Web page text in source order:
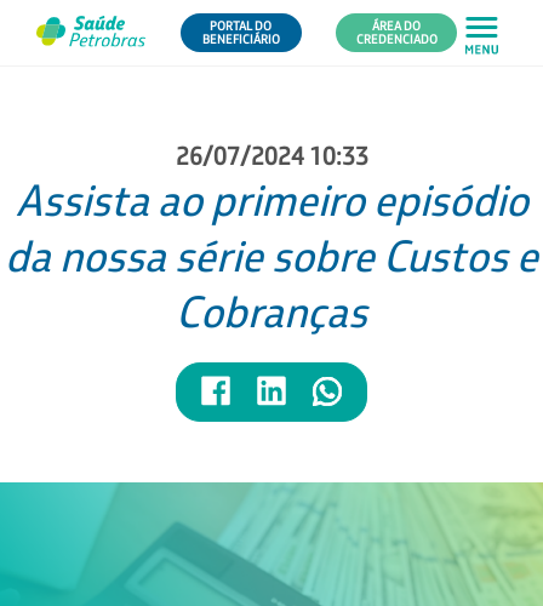
PORTAL DO
BENEFICIÁRIO
ÁREA DO
CREDENCIADO
26/07/2024 10:33
Assista ao primeiro episódio
da nossa série sobre Custos e
Cobranças